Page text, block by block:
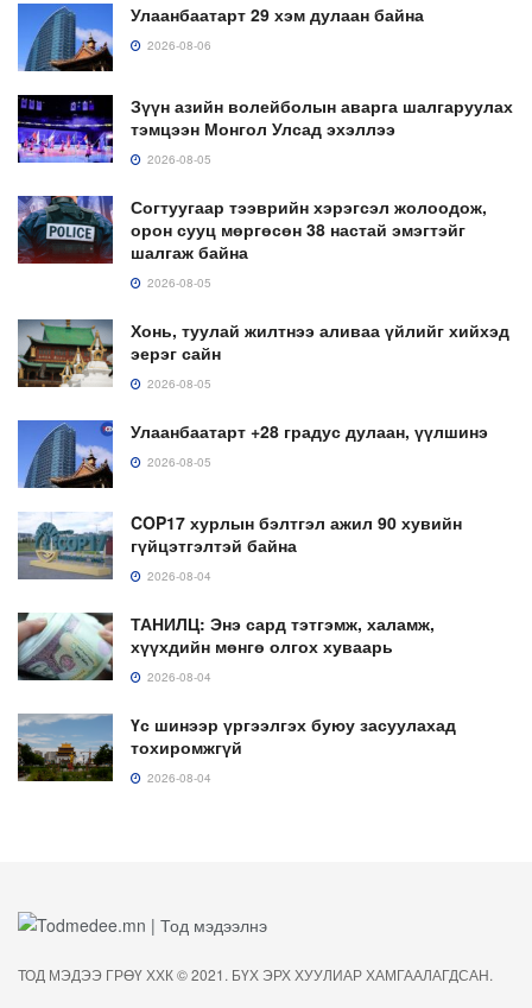
Улаанбаатарт 29 хэм дулаан байна
2026-08-06
Зүүн азийн волейболын аварга шалгаруулах
тэмцээн Монгол Улсад эхэллээ
2026-08-05
Согтуугаар тээврийн хэрэгсэл жолоодож,
орон сууц мөргөсөн 38 настай эмэгтэйг
шалгаж байна
2026-08-05
Хонь, туулай жилтнээ аливаа үйлийг хийхэд
эерэг сайн
2026-08-05
Улаанбаатарт +28 градус дулаан, үүлшинэ
2026-08-05
COP17 хурлын бэлтгэл ажил 90 хувийн
гүйцэтгэлтэй байна
2026-08-04
ТАНИЛЦ: Энэ сард тэтгэмж, халамж,
хүүхдийн мөнгө олгох хуваарь
2026-08-04
Үс шинээр үргээлгэх буюу засуулахад
тохиромжгүй
2026-08-04
ТОД МЭДЭЭ ГРӨҮ ХХК © 2021. БҮХ ЭРХ ХУУЛИАР ХАМГААЛАГДСАН.